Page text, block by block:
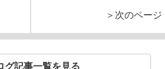
＞次のページ
グ記事一覧を見る